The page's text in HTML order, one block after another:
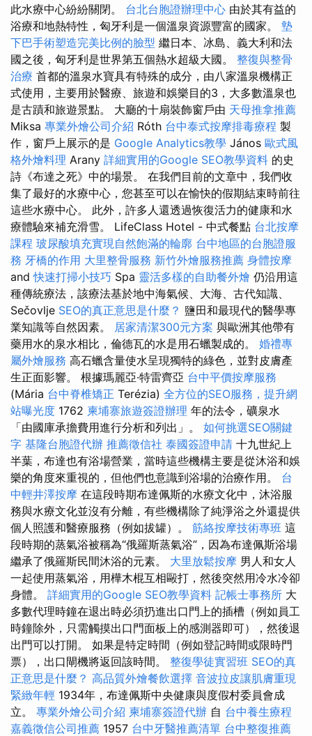
此水療中心紛紛關閉。 台北台胞證辦理中心 由於其有益的
浴療和地熱特性，匈牙利是一個溫泉資源豐富的國家。 墊
下巴手術塑造完美比例的臉型 繼日本、冰島、義大利和法
國之後，匈牙利是世界第五個熱水超級大國。 整復與整骨
治療 首都的溫泉水寶具有特殊的成分，由八家溫泉機構正
式使用，主要用於醫療、旅遊和娛樂目的3，大多數溫泉也
是古蹟和旅遊景點。 大廳的十扇裝飾窗戶由 天母推拿推薦
Miksa 專業外燴公司介紹 Róth 台中泰式按摩排毒療程 製
作，窗戶上展示的是 Google Analytics教學 János 歐式風
格外燴料理 Arany 詳細實用的Google SEO教學資料 的史
詩《布達之死》中的場景。 在我們目前的文章中，我們收
集了最好的水療中心，您甚至可以在愉快的假期結束時前往
這些水療中心。 此外，許多人還透過恢復活力的健康和水
療體驗來補充滑雪。 LifeClass Hotel - 中式餐點 台北按摩
課程 玻尿酸填充實現自然飽滿的輪廓 台中地區的台胞證服
務 牙橋的作用 大里整骨服務 新竹外燴服務推薦 身體按摩
and快速打掃小技巧 Spa 靈活多樣的自助餐外燴 仍沿用這
種傳統療法，該療法基於地中海氣候、大海、古代知識、
Sečovlje SEO的真正意思是什麼？ 鹽田和最現代的醫學專
業知識等自然因素。 居家清潔300元方案 與歐洲其他帶有
藥用水的泉水相比，倫德瓦的水是用石蠟製成的。 婚禮專
屬外燴服務 高石蠟含量使水呈現獨特的綠色，並對皮膚產
生正面影響。 根據瑪麗亞·特雷齊亞 台中平價按摩服務
(Mária 台中脊椎矯正 Terézia) 全方位的SEO服務，提升網
站曝光度 1762 柬埔寨旅遊簽證辦理 年的法令，礦泉水
「由國庫承擔費用進行分析和列出」。 如何挑選SEO關鍵
字 基隆台胞證代辦 推薦徵信社 泰國簽證申請 十九世紀上
半葉，布達也有浴場營業，當時這些機構主要是從沐浴和娛
樂的角度來重視的，但他們也意識到浴場的治療作用。 台
中輕井澤按摩 在這段時期布達佩斯的水療文化中，沐浴服
務與水療文化並沒有分離，有些機構除了純淨浴之外還提供
個人照護和醫療服務（例如拔罐）。 筋絡按摩技術專班 這
段時期的蒸氣浴被稱為“俄羅斯蒸氣浴”，因為布達佩斯浴場
繼承了俄羅斯民間沐浴的元素。 大里放鬆按摩 男人和女人
一起使用蒸氣浴，用樺木棍互相毆打，然後突然用冷水冷卻
身體。 詳細實用的Google SEO教學資料 記帳士事務所 大
多數代理時鐘在退出時必須扔進出口門上的插槽（例如員工
時鐘除外，只需觸摸出口門面板上的感測器即可），然後退
出門可以打開。 如果是特定時間（例如登記時間或限時門
票），出口閘機將返回該時間。 整復學徒實習班 SEO的真
正意思是什麼？ 高品質外燴餐飲選擇 音波拉皮讓肌膚重現
緊緻年輕 1934年，布達佩斯中央健康與度假村委員會成
立。 專業外燴公司介紹 柬埔寨簽證代辦 自 台中養生療程
嘉義徵信公司推薦 1957 台中牙醫推薦清單 台中整復推薦